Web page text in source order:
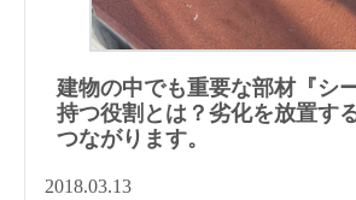
建物の中でも重要な部材『シ
持つ役割とは？劣化を放置す
つながります。
2018.03.13